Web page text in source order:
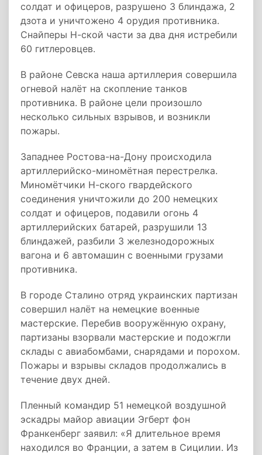
солдат и офицеров, разрушено 3 блиндажа, 2
дзота и уничтожено 4 орудия противника.
Снайперы Н-ской части за два дня истребили
60 гитлеровцев.
В районе Севска наша артиллерия совершила
огневой налёт на скопление танков
противника. В районе цели произошло
несколько сильных взрывов, и возникли
пожары.
Западнее Ростова-на-Дону происходила
артиллерийско-миномётная перестрелка.
Миномётчики Н-ского гвардейского
соединения уничтожили до 200 немецких
coлдат и офицеров, подавили огонь 4
артиллерийских батарей, разрушили 13
блиндажей, разбили 3 железнодорожных
вагона и 6 автомашин с военными грузами
противника.
В городе Сталино отряд украинских партизан
совершил налёт на немецкие военные
мастерские. Перебив вооружённую охрану,
партизаны взорвали мастерские и подожгли
склады с авиабомбами, снарядами и порохом.
Пожары и взрывы складов продолжались в
течение двух дней.
Пленный командир 51 немецкой воздушной
эскадры майор авиации Эгберт фон
Франкенберг заявил: «Я длительное время
находился во Франции, а затем в Сицилии. Из